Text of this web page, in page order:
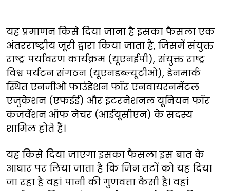
यह प्रमाणन किसे दिया जाना है इसका फैसला एक
अंतरराष्ट्रीय जूरी द्वारा किया जाता है, जिसमें संयुक्त
राष्ट्र पर्यावरण कार्यक्रम (यूएनईपी), संयुक्त राष्ट्र
विश्व पर्यटन संगठन (यूएनडब्ल्यूटीओ), डेनमार्क
स्थित एनजीओ फाउंडेशन फॉर एनवायरनमेंटल
एजुकेशन (एफईई) और इंटरनेशनल यूनियन फॉर
कंजर्वेशन ऑफ नेचर (आईयूसीएन) के सदस्य
शामिल होते हैं।
यह किसे दिया जाएगा इसका फैसला इस बात के
आधार पर लिया जाता है कि जिन तटों को यह दिया
जा रहा है वहां पानी की गुणवत्ता कैसी है। वहां